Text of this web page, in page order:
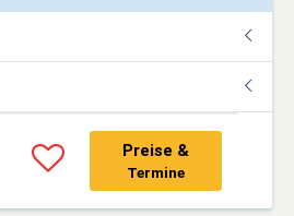
Preise &
Termine